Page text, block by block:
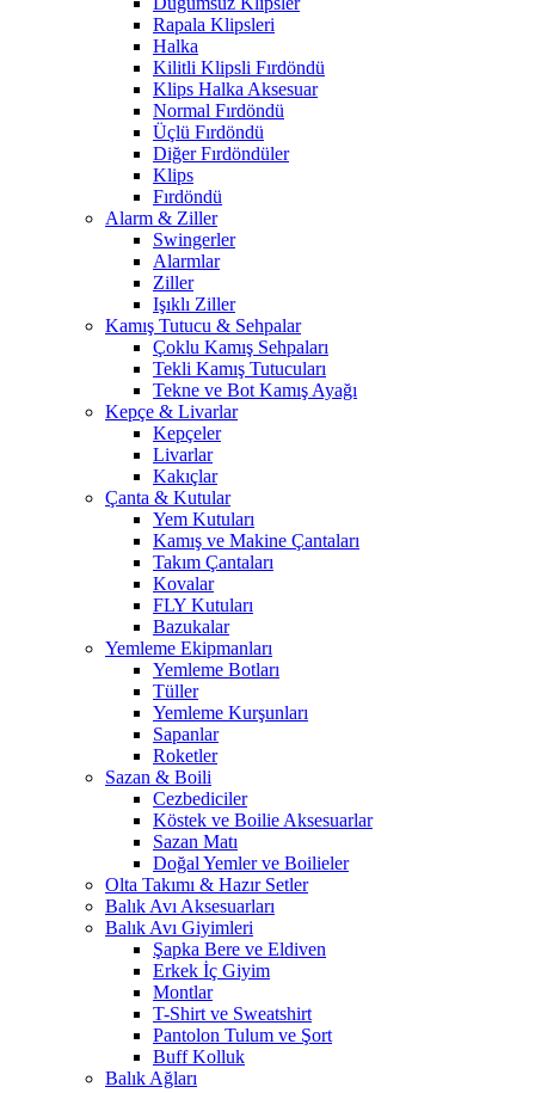
Rapala Klipsleri
Halka
Kilitli Klipsli Fırdöndü
Klips Halka Aksesuar
Normal Fırdöndü
Üçlü Fırdöndü
Diğer Fırdöndüler
Klips
Fırdöndü
Alarm & Ziller
Swingerler
Alarmlar
Ziller
Işıklı Ziller
Kamış Tutucu & Sehpalar
Çoklu Kamış Sehpaları
Tekli Kamış Tutucuları
Tekne ve Bot Kamış Ayağı
Kepçe & Livarlar
Kepçeler
Livarlar
Kakıçlar
Çanta & Kutular
Yem Kutuları
Kamış ve Makine Çantaları
Takım Çantaları
Kovalar
FLY Kutuları
Bazukalar
Yemleme Ekipmanları
Yemleme Botları
Tüller
Yemleme Kurşunları
Sapanlar
Roketler
Sazan & Boili
Cezbediciler
Köstek ve Boilie Aksesuarlar
Sazan Matı
Doğal Yemler ve Boilieler
Olta Takımı & Hazır Setler
Balık Avı Aksesuarları
Balık Avı Giyimleri
Şapka Bere ve Eldiven
Erkek İç Giyim
Montlar
T-Shirt ve Sweatshirt
Pantolon Tulum ve Şort
Buff Kolluk
Balık Ağları